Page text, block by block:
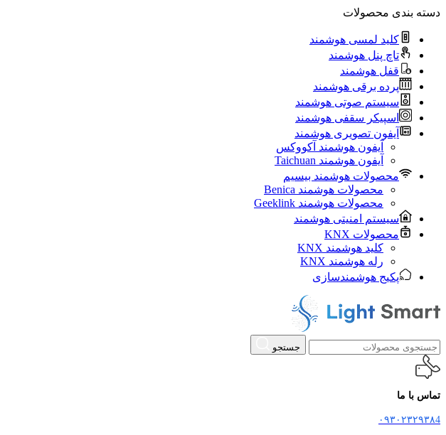
دسته بندی محصولات
کلید لمسی هوشمند
تاچ پنل هوشمند
قفل هوشمند
پرده برقی هوشمند
سیستم صوتی هوشمند
اسپیکر سقفی هوشمند
آیفون تصویری هوشمند
آيفون هوشمند آکووکس
آیفون هوشمند Taichuan
محصولات هوشمند بیسیم
محصولات هوشمند Benica
محصولات هوشمند Geeklink
سیستم امنیتی هوشمند
محصولات KNX
کلید هوشمند KNX
رله هوشمند KNX
پکیج هوشمندسازی
جستجو
تماس با ما
۰۹۳۰۲۳۲۹۳۸4